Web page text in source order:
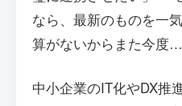
なら、最新のものを一
算がないからまた今度…
中小企業のIT化やDX推